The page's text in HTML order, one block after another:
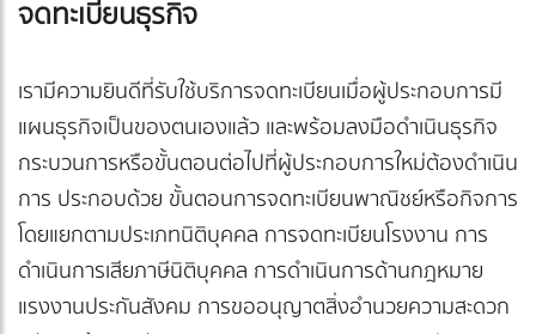
จดทะเบียนธุรกิจ
เรามีความยินดีที่รับใช้บริการจดทะเบียนเมื่อผู้ประกอบการมี
แผนธุรกิจเป็นของตนเองแล้ว และพร้อมลงมือดำเนินธุรกิจ
กระบวนการหรือขั้นตอนต่อไปที่ผู้ประกอบการใหม่ต้องดำเนิน
การ ประกอบด้วย ขั้นตอนการจดทะเบียนพาณิชย์หรือกิจการ
โดยแยกตามประเภทนิติบุคคล การจดทะเบียนโรงงาน การ
ดำเนินการเสียภาษีนิติบุคคล การดำเนินการด้านกฎหมาย
แรงงานประกันสังคม การขออนุญาตสิ่งอำนวยความสะดวก